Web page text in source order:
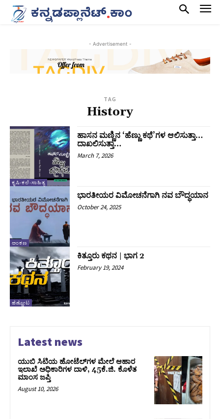
- Advertisement -
TAG
History
ಕೃಷಿ-ಕಲೆ-ಸಾಹಿತ್ಯ
ಹಾಸನ ಮಣ್ಣಿನ ‘ಹೆಣ್ಣು ಕಥೆ’ಗಳ ಆಲಿಸುತ್ತಾ…
ದಾಖಲಿಸುತ್ತಾ…
March 7, 2026
ಅಂಕಣ
ಭಾರತೀಯರ ವಿಮೋಚನೆಗಾಗಿ ನವ ಬೌದ್ಧಯಾನ
October 24, 2025
ಹೆಣ್ಣೋಟ
ಕಿತ್ತೂರು ಕಥನ | ಭಾಗ 2
February 19, 2024
Latest news
ಯುಬಿ ಸಿಟಿಯ ಹೋಟೆಲ್‌ಗಳ ಮೇಲೆ ಆಹಾರ
ಇಲಾಖೆ ಅಧಿಕಾರಿಗಳ ದಾಳಿ, 45ಕೆ.ಜಿ. ಕೊಳೆತ
ಮಾಂಸ ಜಪ್ತಿ
August 10, 2026